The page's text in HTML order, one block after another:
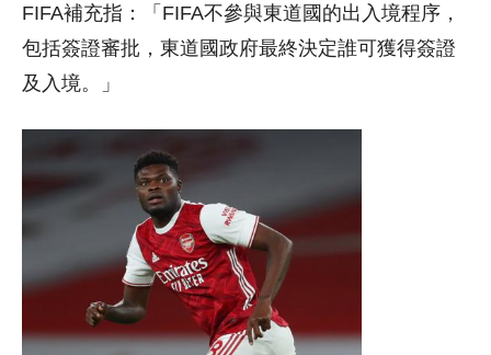
FIFA補充指：「FIFA不參與東道國的出入境程序，
包括簽證審批，東道國政府最終決定誰可獲得簽證
及入境。」